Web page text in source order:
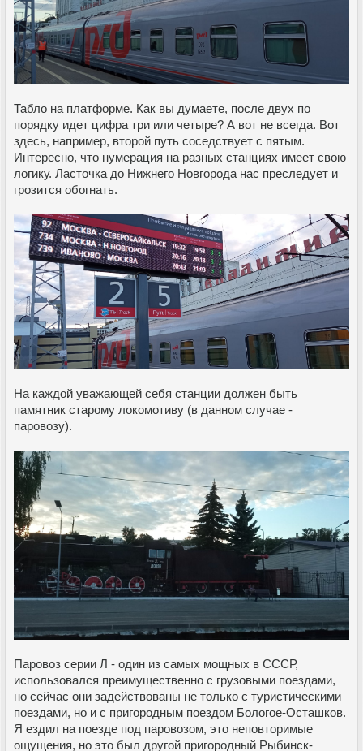
Табло на платформе. Как вы думаете, после двух по
порядку идет цифра три или четыре? А вот не всегда. Вот
здесь, например, второй путь соседствует с пятым.
Интересно, что нумерация на разных станциях имеет свою
логику. Ласточка до Нижнего Новгорода нас преследует и
грозится обогнать.
На каждой уважающей себя станции должен быть
памятник старому локомотиву (в данном случае -
паровозу).
Паровоз серии Л - один из самых мощных в СССР,
использовался преимущественно с грузовыми поездами,
но сейчас они задействованы не только с туристическими
поездами, но и с пригородным поездом Бологое-Осташков.
Я ездил на поезде под паровозом, это неповторимые
ощущения, но это был другой пригородный Рыбинск-